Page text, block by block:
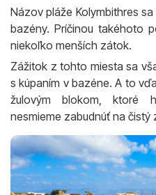
Názov pláže Kolymbithres
bazény. Príčinou takéhoto
niekoľko menších zátok.
Zážitok z tohto miesta sa
s kúpaním v bazéne. A to
žulovým blokom, ktoré
nesmieme zabudnúť na čistý